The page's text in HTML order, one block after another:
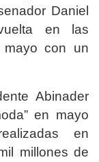
Daniel
en las
mayo con un
Abinader
en mayo
en
millones de